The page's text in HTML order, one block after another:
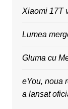
Xiaomi 17T
Lumea
Gluma cu
eYou, noua
a lansat